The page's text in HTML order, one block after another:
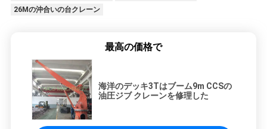
26Mの沖合いの台クレーン
最高の価格で
海洋のデッキ3Tはブーム9m CCSの
油圧ジブ クレーンを修理した